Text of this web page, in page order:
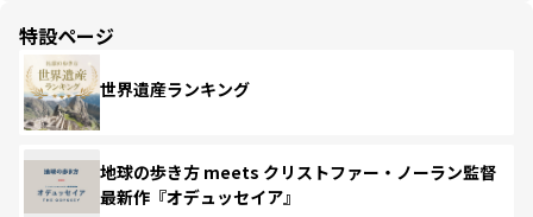
特設ページ
世界遺産ランキング
地球の歩き方 meets クリストファー・ノーラン監督
最新作『オデュッセイア』